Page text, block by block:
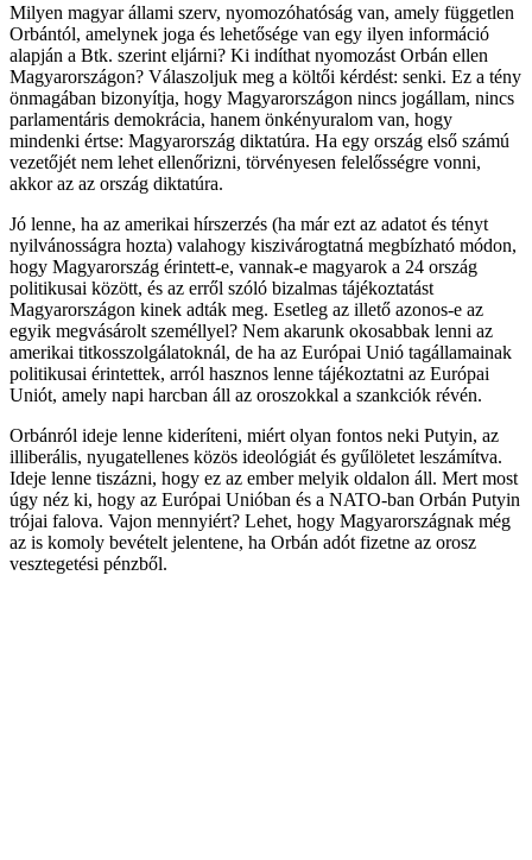
Milyen magyar állami szerv, nyomozóhatóság van, amely független
Orbántól, amelynek joga és lehetősége van egy ilyen információ
alapján a Btk. szerint eljárni? Ki indíthat nyomozást Orbán ellen
Magyarországon? Válaszoljuk meg a költői kérdést: senki. Ez a tény
önmagában bizonyítja, hogy Magyarországon nincs jogállam, nincs
parlamentáris demokrácia, hanem önkényuralom van, hogy
mindenki értse: Magyarország diktatúra. Ha egy ország első számú
vezetőjét nem lehet ellenőrizni, törvényesen felelősségre vonni,
akkor az az ország diktatúra.
Jó lenne, ha az amerikai hírszerzés (ha már ezt az adatot és tényt
nyilvánosságra hozta) valahogy kiszivárogtatná megbízható módon,
hogy Magyarország érintett-e, vannak-e magyarok a 24 ország
politikusai között, és az erről szóló bizalmas tájékoztatást
Magyarországon kinek adták meg. Esetleg az illető azonos-e az
egyik megvásárolt személlyel? Nem akarunk okosabbak lenni az
amerikai titkosszolgálatoknál, de ha az Európai Unió tagállamainak
politikusai érintettek, arról hasznos lenne tájékoztatni az Európai
Uniót, amely napi harcban áll az oroszokkal a szankciók révén.
Orbánról ideje lenne kideríteni, miért olyan fontos neki Putyin, az
illiberális, nyugatellenes közös ideológiát és gyűlöletet leszámítva.
Ideje lenne tiszázni, hogy ez az ember melyik oldalon áll. Mert most
úgy néz ki, hogy az Európai Unióban és a NATO-ban Orbán Putyin
trójai falova. Vajon mennyiért? Lehet, hogy Magyarországnak még
az is komoly bevételt jelentene, ha Orbán adót fizetne az orosz
vesztegetési pénzből.